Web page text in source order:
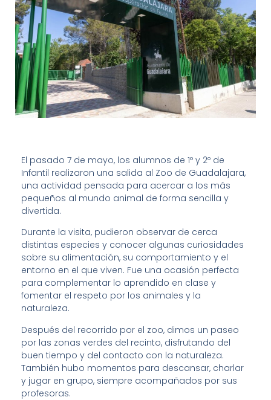
El pasado 7 de mayo, los alumnos de 1º y 2º de
Infantil realizaron una salida al Zoo de Guadalajara,
una actividad pensada para acercar a los más
pequeños al mundo animal de forma sencilla y
divertida.
Durante la visita, pudieron observar de cerca
distintas especies y conocer algunas curiosidades
sobre su alimentación, su comportamiento y el
entorno en el que viven. Fue una ocasión perfecta
para complementar lo aprendido en clase y
fomentar el respeto por los animales y la
naturaleza.
Después del recorrido por el zoo, dimos un paseo
por las zonas verdes del recinto, disfrutando del
buen tiempo y del contacto con la naturaleza.
También hubo momentos para descansar, charlar
y jugar en grupo, siempre acompañados por sus
profesoras.